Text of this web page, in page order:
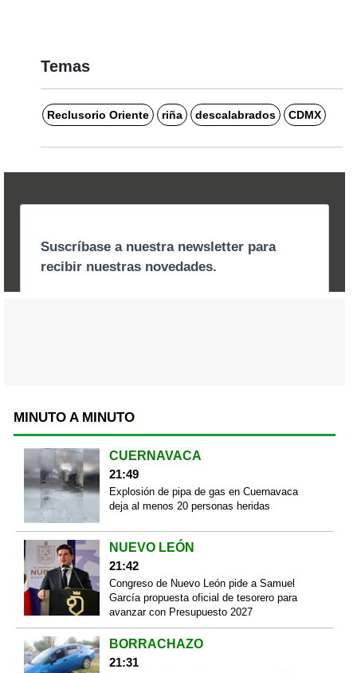
Temas
Reclusorio Oriente riña descalabrados CDMX
MINUTO A MINUTO
CUERNAVACA
21:49
Explosión de pipa de gas en Cuernavaca
deja al menos 20 personas heridas
NUEVO LEÓN
21:42
Congreso de Nuevo León pide a Samuel
García propuesta oficial de tesorero para
avanzar con Presupuesto 2027
BORRACHAZO
21:31